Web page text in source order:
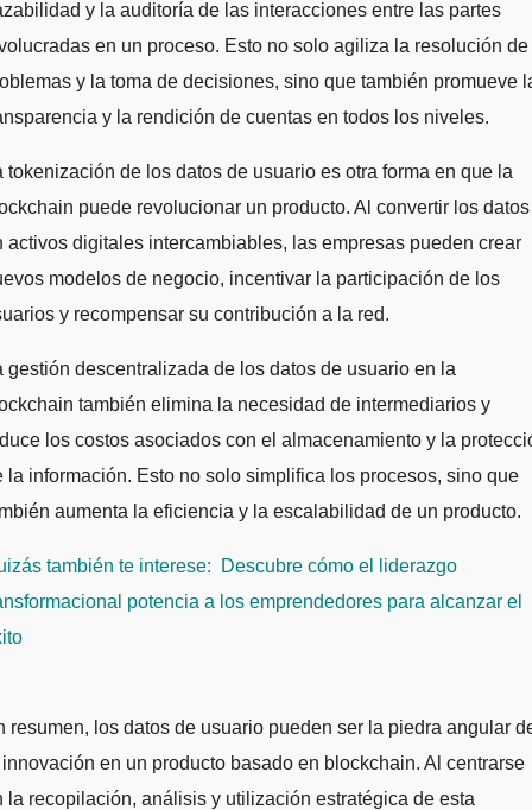
y la auditoría de las interacciones entre las partes
en un proceso. Esto no solo agiliza la resolución de
y la toma de decisiones, sino que también promueve
y la rendición de cuentas en todos los niveles.
tokenización de los datos de usuario es otra forma en que la
puede revolucionar un producto. Al convertir los datos
activos digitales intercambiables, las empresas pueden crear
modelos de negocio, incentivar la participación de los
y recompensar su contribución a la red.
gestión descentralizada de los datos de usuario en la
también elimina la necesidad de intermediarios y
los costos asociados con el almacenamiento y la
la información. Esto no solo simplifica los procesos, sino que
aumenta la eficiencia y la escalabilidad de un producto.
también te interese:
Descubre cómo el liderazgo
potencia a los emprendedores para alcanzar el
resumen, los datos de usuario pueden ser la piedra angular
en un producto basado en blockchain. Al centrarse
la recopilación, análisis y utilización estratégica de esta